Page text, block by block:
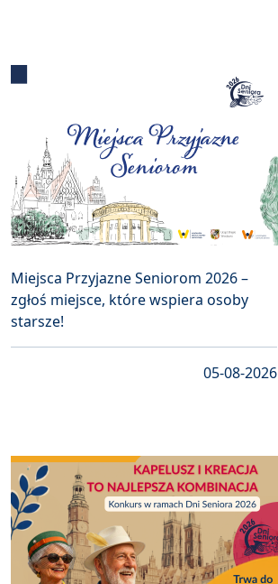
Miejsca Przyjazne Seniorom 2026 –
zgłoś miejsce, które wspiera osoby
starsze!
05-08-2026